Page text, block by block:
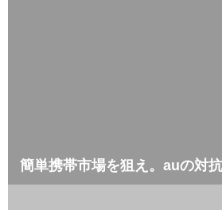
簡単携帯市場を狙え。auの対